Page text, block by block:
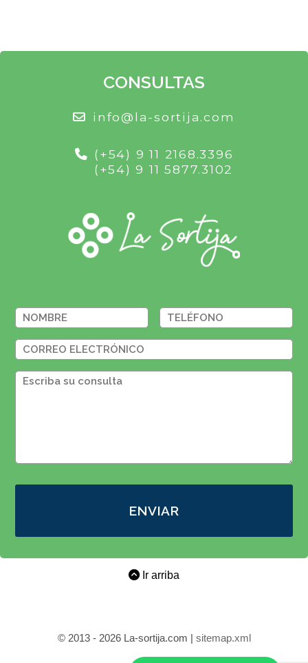
CONSULTAS
info@la-sortija.com
(+54) 9 11 2168.3396
(+54) 9 11 5877.3102
ENVIAR
Ir arriba
© 2013 - 2026 La-sortija.com | sitemap.xml